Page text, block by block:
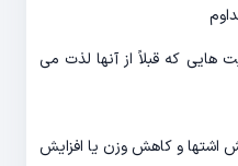
هایی که قبلاً از آنها لذت می
اشتها و کاهش وزن یا افزایش